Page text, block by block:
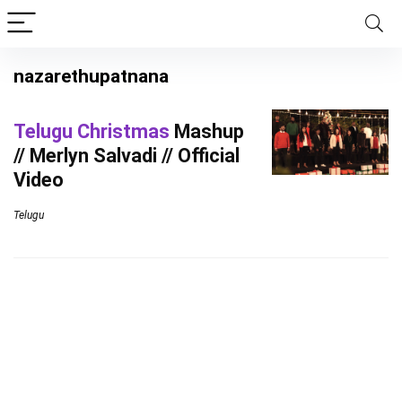
nazarethupatnana
Telugu Christmas Mashup
// Merlyn Salvadi // Official
Video
Telugu